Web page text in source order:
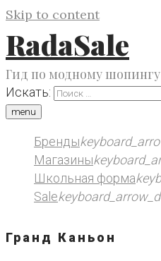
Skip to content
RadaSale
Гид по модному шопингу
Искать:
menu
Бренды
Магазины
Школьная форма
Sale
Гранд Каньон